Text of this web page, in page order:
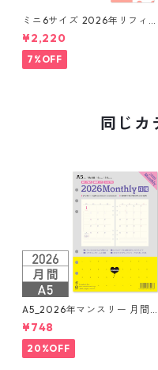
ミニ6サイズ 2026年リフィル
セット システム手帳 ★送料無
料★
¥2,220
7%OFF
同じカ
A5_2026年マンスリー 月間ブ
ロック + LOVEドット罫 シス
テム手帳リフィル
¥748
20%OFF